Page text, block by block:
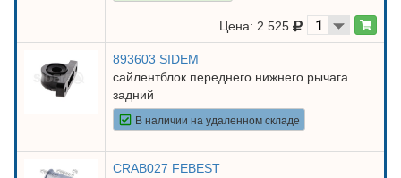
Цена: 2.525
893603 SIDEM
сайлентблок переднего нижнего рычага
задний
В наличии на удаленном складе
CRAB027 FEBEST